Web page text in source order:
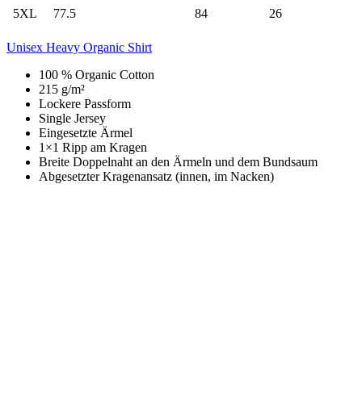
5XL
77.5 84 26
Unisex Heavy Organic Shirt
100 % Organic Cotton
215 g/m²
Lockere Passform
Single Jersey
Eingesetzte Ärmel
1×1 Ripp am Kragen
Breite Doppelnaht an den Ärmeln und dem Bundsaum
Abgesetzter Kragenansatz (innen, im Nacken)